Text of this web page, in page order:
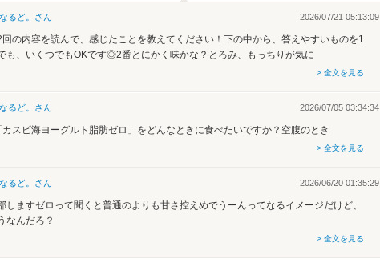
るど。 さん 2026/07/21 05:13:09
回の内容を読んで、感じたことを教えてください！下の中から、答えやすいものを1
も、いくつでもOKです◎2番とにかく味かな？とろみ、もっちりが気に
> 全文を見る
るど。 さん 2026/07/05 03:34:34
カスピ海ヨーグルト脂肪ゼロ」をどんなときに食べたいですか？空腹のとき
> 全文を見る
るど。 さん 2026/06/20 01:35:29
しますゼロって聞くと普通のよりも甘さ控えめでうーんってなるイメージだけど、
なんだろ？
> 全文を見る